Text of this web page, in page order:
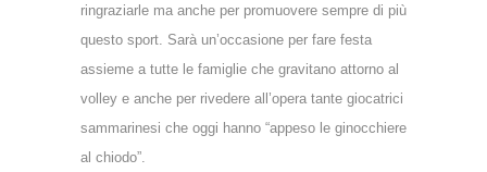
ringraziarle ma anche per promuovere sempre di più
questo sport. Sarà un’occasione per fare festa
assieme a tutte le famiglie che gravitano attorno al
volley e anche per rivedere all’opera tante giocatrici
sammarinesi che oggi hanno “appeso le ginocchiere
al chiodo”.